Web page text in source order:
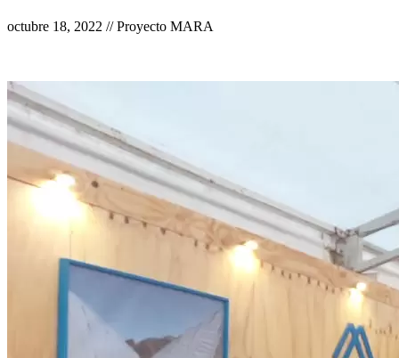
octubre 18, 2022 // Proyecto MARA